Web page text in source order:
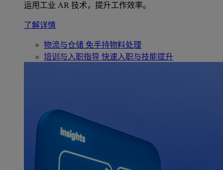
运用工业 AR 技术，提升工作效率。
了解详情
物流与仓储 免手持物料处理
培训与入职指导 快速入职与技能提升